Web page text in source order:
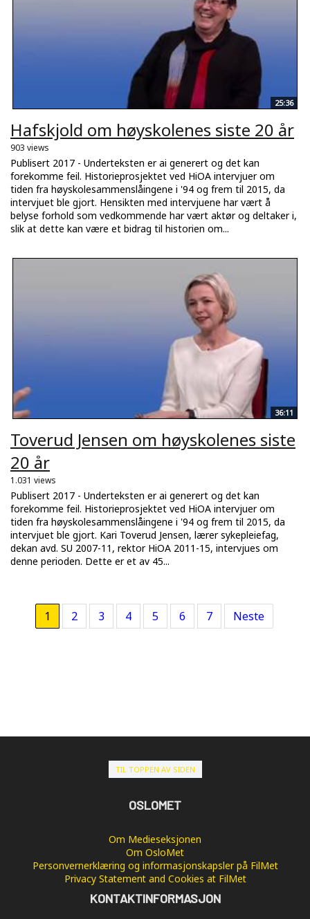
25:36
Hafskjold om høyskolenes siste 20 år
903 views
Publisert 2017 - Underteksten er ai generert og det kan
forekomme feil. Historieprosjektet ved HiOA intervjuer om
tiden fra høyskolesammenslåingene i '94 og frem til 2015, da
intervjuet ble gjort. Hensikten med intervjuene har vært å
belyse forhold som vedkommende har vært aktør og deltaker i,
slik at dette kan være et bidrag til historien om...
36:11
Toverud Jensen om høyskolenes siste
20 år
1.031 views
Publisert 2017 - Underteksten er ai generert og det kan
forekomme feil. Historieprosjektet ved HiOA intervjuer om
tiden fra høyskolesammenslåingene i '94 og frem til 2015, da
intervjuet ble gjort. Kari Toverud Jensen, lærer sykepleiefag,
dekan avd. SU 2007-11, rektor HiOA 2011-15, intervjues om
denne perioden. Dette er et av 45...
1 2 3 4 5 6 7 Neste
TIL TOPPEN AV SIDEN
OSLOMET
Om Medieseksjonen
Om OsloMet
Personvernerklæring og informasjonskapsler på FilMet
Privacy Statement and Cookies at FilMet
KONTAKTINFORMASJON